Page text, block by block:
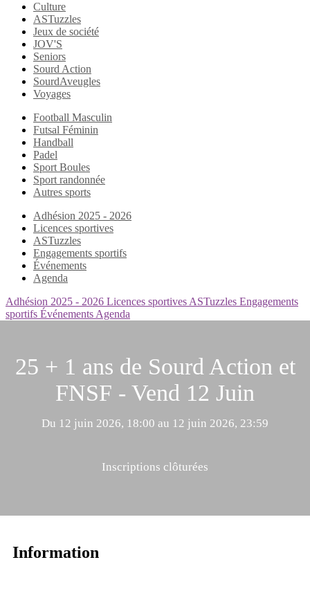
Culture
ASTuzzles
Jeux de société
JOV'S
Seniors
Sourd Action
SourdAveugles
Voyages
Football Masculin
Futsal Féminin
Handball
Padel
Sport Boules
Sport randonnée
Autres sports
Adhésion 2025 - 2026
Licences sportives
ASTuzzles
Engagements sportifs
Événements
Agenda
Adhésion 2025 - 2026 Licences sportives ASTuzzles Engagements
sportifs Événements Agenda
25 + 1 ans de Sourd Action et
FNSF - Vend 12 Juin
Du 12 juin 2026, 18:00 au 12 juin 2026, 23:59
Inscriptions clôturées
Information